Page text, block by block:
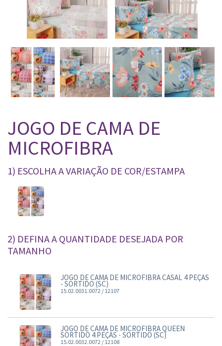
JOGO DE CAMA DE
MICROFIBRA
1) ESCOLHA A VARIAÇÃO DE COR/ESTAMPA
2) DEFINA A QUANTIDADE DESEJADA POR
TAMANHO
JOGO DE CAMA DE MICROFIBRA CASAL 4 PEÇAS
- SORTIDO (SC)
15.02.0031.0072 / 12107
JOGO DE CAMA DE MICROFIBRA QUEEN
SORTIDO 4 PEÇAS - SORTIDO (SC)
15.02.0032.0072 / 12108